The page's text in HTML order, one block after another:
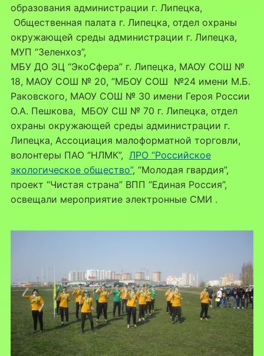
образования администрации г. Липецка,
Общественная палата г. Липецка, отдел охраны
окружающей среды администрации г. Липецка,
МУП “Зеленхоз”,
МБУ ДО ЭЦ “ЭкоСфера” г. Липецка, МАОУ СОШ №
18, МАОУ СОШ № 20, ”МБОУ СОШ №24 имени М.Б.
Раковского, МАОУ СОШ № 30 имени Героя России
О.А. Пешкова, МБОУ СШ № 70 г. Липецка, отдел
охраны окружающей среды администрации г.
Липецка, Ассоциация малоформатной торговли,
волонтеры ПАО “НЛМК”, ЛРО “Российское
экологическое общество”, “Молодая гвардия”,
проект “Чистая страна” ВПП “Единая Россия”,
освещали мероприятие электронные СМИ .